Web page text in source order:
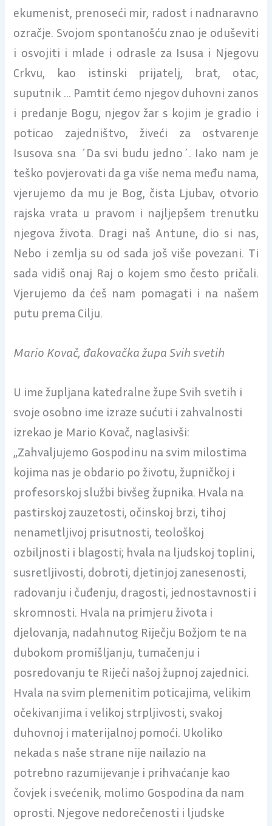
ekumenist, prenoseći mir, radost i nadnaravno
ozračje. Svojom spontanošću znao je oduševiti
i osvojiti i mlade i odrasle za Isusa i Njegovu
Crkvu, kao istinski prijatelj, brat, otac,
suputnik … Pamtit ćemo njegov duhovni zanos
i predanje Bogu, njegov žar s kojim je gradio i
poticao zajedništvo, živeći za ostvarenje
Isusova sna ´Da svi budu jedno´. Iako nam je
teško povjerovati da ga više nema među nama,
vjerujemo da mu je Bog, čista Ljubav, otvorio
rajska vrata u pravom i najljepšem trenutku
njegova života. Dragi naš Antune, dio si nas,
Nebo i zemlja su od sada još više povezani. Ti
sada vidiš onaj Raj o kojem smo često pričali.
Vjerujemo da ćeš nam pomagati i na našem
putu prema Cilju.
Mario Kovač, đakovačka župa Svih svetih
U ime župljana katedralne župe Svih svetih i
svoje osobno ime izraze sućuti i zahvalnosti
izrekao je Mario Kovač, naglasivši:
„Zahvaljujemo Gospodinu na svim milostima
kojima nas je obdario po životu, župničkoj i
profesorskoj službi bivšeg župnika. Hvala na
pastirskoj zauzetosti, očinskoj brzi, tihoj
nenametljivoj prisutnosti, teološkoj
ozbiljnosti i blagosti; hvala na ljudskoj toplini,
susretljivosti, dobroti, djetinjoj zanesenosti,
radovanju i čuđenju, dragosti, jednostavnosti i
skromnosti. Hvala na primjeru života i
djelovanja, nadahnutog Riječju Božjom te na
dubokom promišljanju, tumačenju i
posredovanju te Riječi našoj župnoj zajednici.
Hvala na svim plemenitim poticajima, velikim
očekivanjima i velikoj strpljivosti, svakoj
duhovnoj i materijalnoj pomoći. Ukoliko
nekada s naše strane nije nailazio na
potrebno razumijevanje i prihvaćanje kao
čovjek i svećenik, molimo Gospodina da nam
oprosti. Njegove nedorečenosti i ljudske